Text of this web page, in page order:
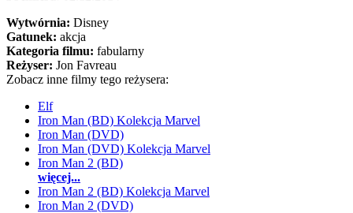
Wytwórnia: Disney
Gatunek: akcja
Kategoria filmu: fabularny
Reżyser: Jon Favreau
Zobacz inne filmy tego reżysera:
Elf
Iron Man (BD) Kolekcja Marvel
Iron Man (DVD)
Iron Man (DVD) Kolekcja Marvel
Iron Man 2 (BD)
więcej...
Iron Man 2 (BD) Kolekcja Marvel
Iron Man 2 (DVD)